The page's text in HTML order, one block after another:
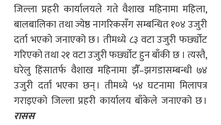
जिल्ला प्रहरी कार्यालयले गते वैशाख महिनामा महिला,
बालबालिका तथा ज्येष्ठ नागरिकसँग सम्बन्धित १०४ उजुरी
दर्ता भएको जनाएको छ । तीमध्ये ८३ वटा उजुरी फर्छ्योट
गरिएको तथा २१ वटा उजुरी फर्छ्योट हुन बाँकी छ । त्यस्तै,
घरेलु हिंसातर्फ वैशाख महिनामा झैँ–झगडासम्बन्धी ७४
उजुरी दर्ता भएका छन् । तीमध्ये ५४ घटनामा मिलापत्र
गराइएको जिल्ला प्रहरी कार्यालय बाँकेले जनाएको छ ।
रासस